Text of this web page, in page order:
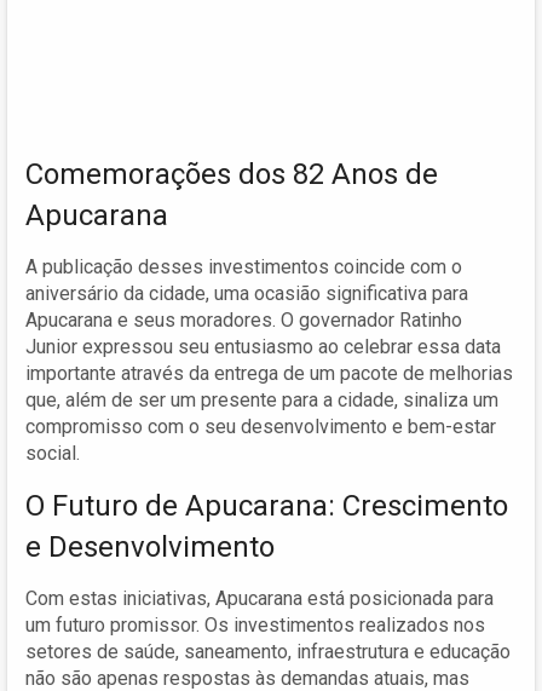
Comemorações dos 82 Anos de
Apucarana
A publicação desses investimentos coincide com o
aniversário da cidade, uma ocasião significativa para
Apucarana e seus moradores. O governador Ratinho
Junior expressou seu entusiasmo ao celebrar essa data
importante através da entrega de um pacote de melhorias
que, além de ser um presente para a cidade, sinaliza um
compromisso com o seu desenvolvimento e bem-estar
social.
O Futuro de Apucarana: Crescimento
e Desenvolvimento
Com estas iniciativas, Apucarana está posicionada para
um futuro promissor. Os investimentos realizados nos
setores de saúde, saneamento, infraestrutura e educação
não são apenas respostas às demandas atuais, mas